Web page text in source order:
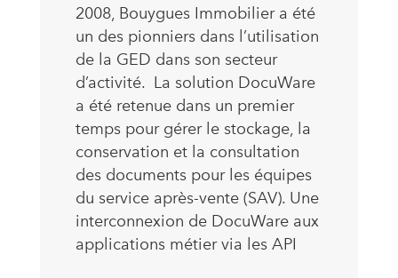
2008, Bouygues Immobilier a été
un des pionniers dans l’utilisation
de la GED dans son secteur
d’activité. La solution DocuWare
a été retenue dans un premier
temps pour gérer le stockage, la
conservation et la consultation
des documents pour les équipes
du service après-vente (SAV). Une
interconnexion de DocuWare aux
applications métier via les API